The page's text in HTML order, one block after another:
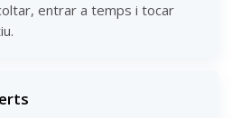
entrar a temps i tocar